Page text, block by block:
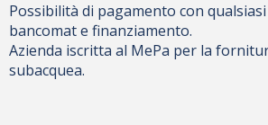
Possibilità di pagamento con
bancomat e finanziamento.
Azienda iscritta al MePa per la
subacquea.